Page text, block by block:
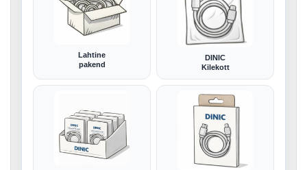
Lahtine
pakend
DINIC
Kilekott